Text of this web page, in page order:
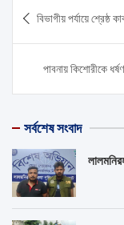
navigation
বিভাগীয় পর্যায়ে শ্রেষ্ঠ
পাবনায় কিশোরীকে
সর্বশেষ সংবাদ